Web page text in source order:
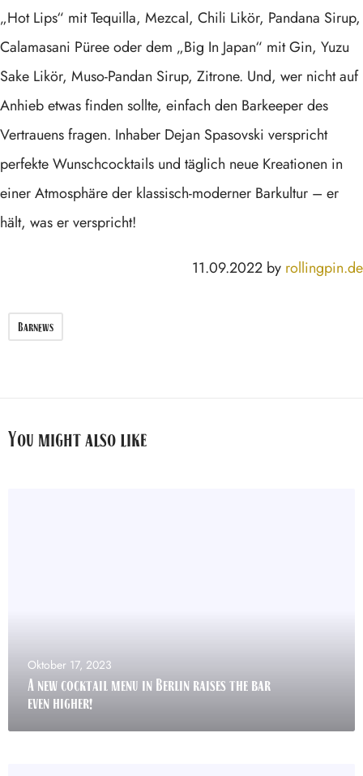
„Hot Lips“ mit Tequilla, Mezcal, Chili Likör, Pandana Sirup,
Calamasani Püree oder dem „Big In Japan“ mit Gin, Yuzu
Sake Likör, Muso-Pandan Sirup, Zitrone. Und, wer nicht auf
Anhieb etwas finden sollte, einfach den Barkeeper des
Vertrauens fragen. Inhaber Dejan Spasovski verspricht
perfekte Wunschcocktails und täglich neue Kreationen in
einer Atmosphäre der klassisch-moderner Barkultur – er
hält, was er verspricht!
11.09.2022 by rollingpin.de
Barnews
You might also like
Oktober 17, 2023
A new cocktail menu in Berlin raises the bar
even higher!